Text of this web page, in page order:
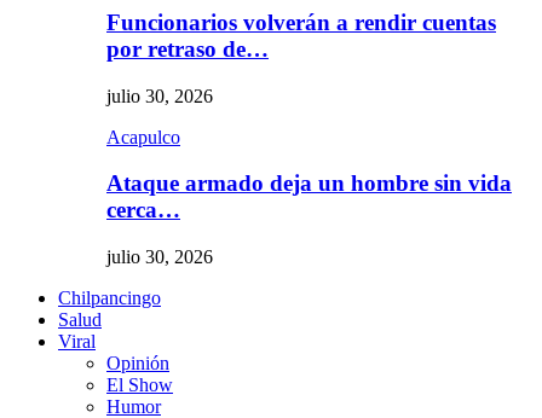
Funcionarios volverán a rendir cuentas
por retraso de…
julio 30, 2026
Acapulco
Ataque armado deja un hombre sin vida
cerca…
julio 30, 2026
Chilpancingo
Salud
Viral
Opinión
El Show
Humor